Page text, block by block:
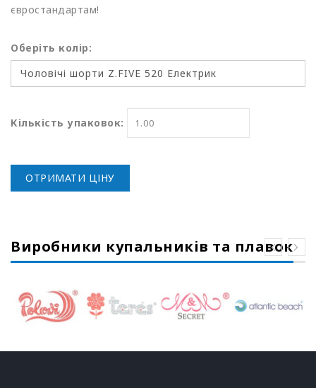
євростандартам!
Оберіть колір:
Кількість упаковок:
ОТРИМАТИ ЦІНУ
Виробники купальників та плавок